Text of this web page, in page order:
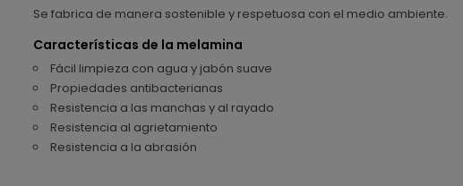
Se fabrica de manera sostenible y respetuosa con el medio ambiente.
Características de la melamina
Fácil limpieza con agua y jabón suave
Propiedades antibacterianas
Resistencia a las manchas y al rayado
Resistencia al agrietamiento
Resistencia a la abrasión